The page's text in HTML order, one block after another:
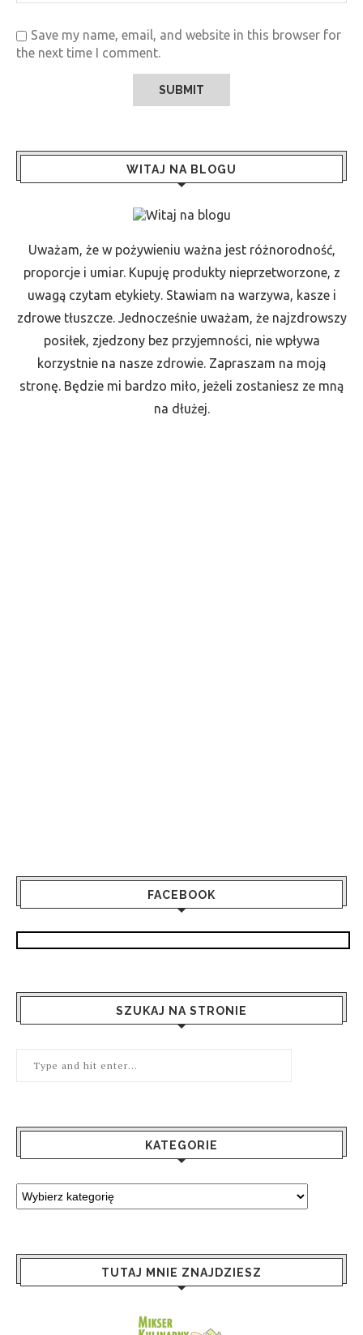
Save my name, email, and website in this browser for
the next time I comment.
WITAJ NA BLOGU
Uważam, że w pożywieniu ważna jest różnorodność,
proporcje i umiar. Kupuję produkty nieprzetworzone, z
uwagą czytam etykiety. Stawiam na warzywa, kasze i
zdrowe tłuszcze. Jednocześnie uważam, że najzdrowszy
posiłek, zjedzony bez przyjemności, nie wpływa
korzystnie na nasze zdrowie. Zapraszam na moją
stronę. Będzie mi bardzo miło, jeżeli zostaniesz ze mną
na dłużej.
FACEBOOK
SZUKAJ NA STRONIE
KATEGORIE
TUTAJ MNIE ZNAJDZIESZ